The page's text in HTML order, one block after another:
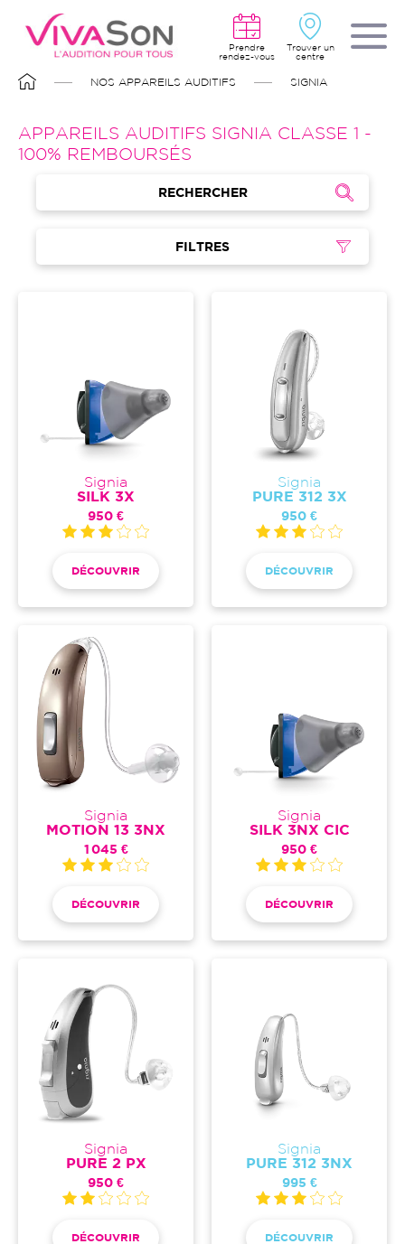
contenu
principal
Prendre
rendez-vous
Trouver un
centre
FIL
D'ARIANE
NOS APPAREILS AUDITIFS SIGNIA
APPAREILS AUDITIFS SIGNIA CLASSE 1 -
100% REMBOURSÉS
RECHERCHER
FILTRES
Signia
SILK 3X
950 €
DÉCOUVRIR
Signia
PURE 312 3X
950 €
DÉCOUVRIR
Signia
MOTION 13 3NX
1 045 €
DÉCOUVRIR
Signia
SILK 3NX CIC
950 €
DÉCOUVRIR
Signia
PURE 2 PX
950 €
DÉCOUVRIR
Signia
PURE 312 3NX
995 €
DÉCOUVRIR